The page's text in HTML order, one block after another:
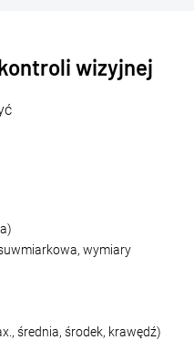
wizyjnej
wymiary
średnia, środek, krawędź)